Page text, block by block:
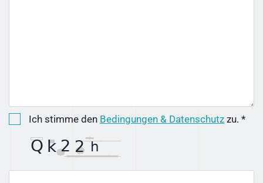
Ich stimme den Bedingungen & Datenschutz zu. *